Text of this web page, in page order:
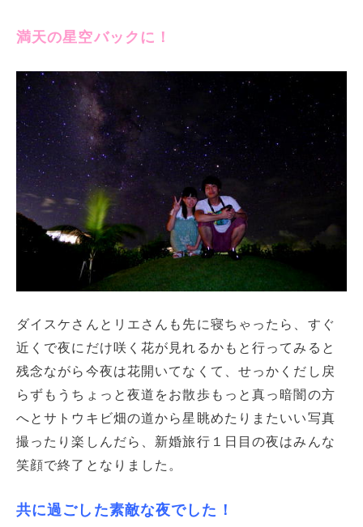
満天の星空バックに！
ダイスケさんとリエさんも先に寝ちゃったら、すぐ
近くで夜にだけ咲く花が見れるかもと行ってみると
残念ながら今夜は花開いてなくて、せっかくだし戻
らずもうちょっと夜道をお散歩もっと真っ暗闇の方
へとサトウキビ畑の道から星眺めたりまたいい写真
撮ったり楽しんだら、新婚旅行１日目の夜はみんな
笑顔で終了となりました。
共に過ごした素敵な夜でした！